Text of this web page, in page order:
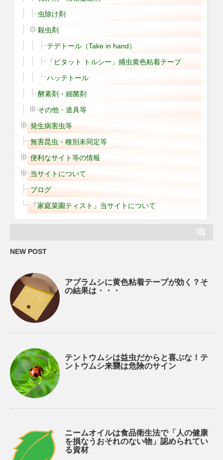
虫除け剤
殺虫剤
テデトール（Take in hand）
「ピタット トルシー」捕虫黄色粘着テープ
ハッテトール
酵素剤・細菌剤
その他・道具等
発生病害虫等
無害昆虫・種別未同定等
便利なサイト等の情報
当サイトについて
ブログ
「家庭菜園ティスト」当サイトについて
NEW POST
アブラムシに黄色粘着テープが効く？そ
の結果は・・・
テントウムシは益虫だからと喜ぶな！テ
ントウムシ来襲は危険のサイン
ニームオイルは食品衛生法で「人の健康
を損なうおそれのない物」認められてい
る資材